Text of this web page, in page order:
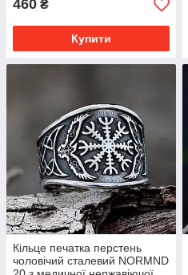
460 ₴
Купити
Кільце печатка перстень
чоловічий сталевий NORMND